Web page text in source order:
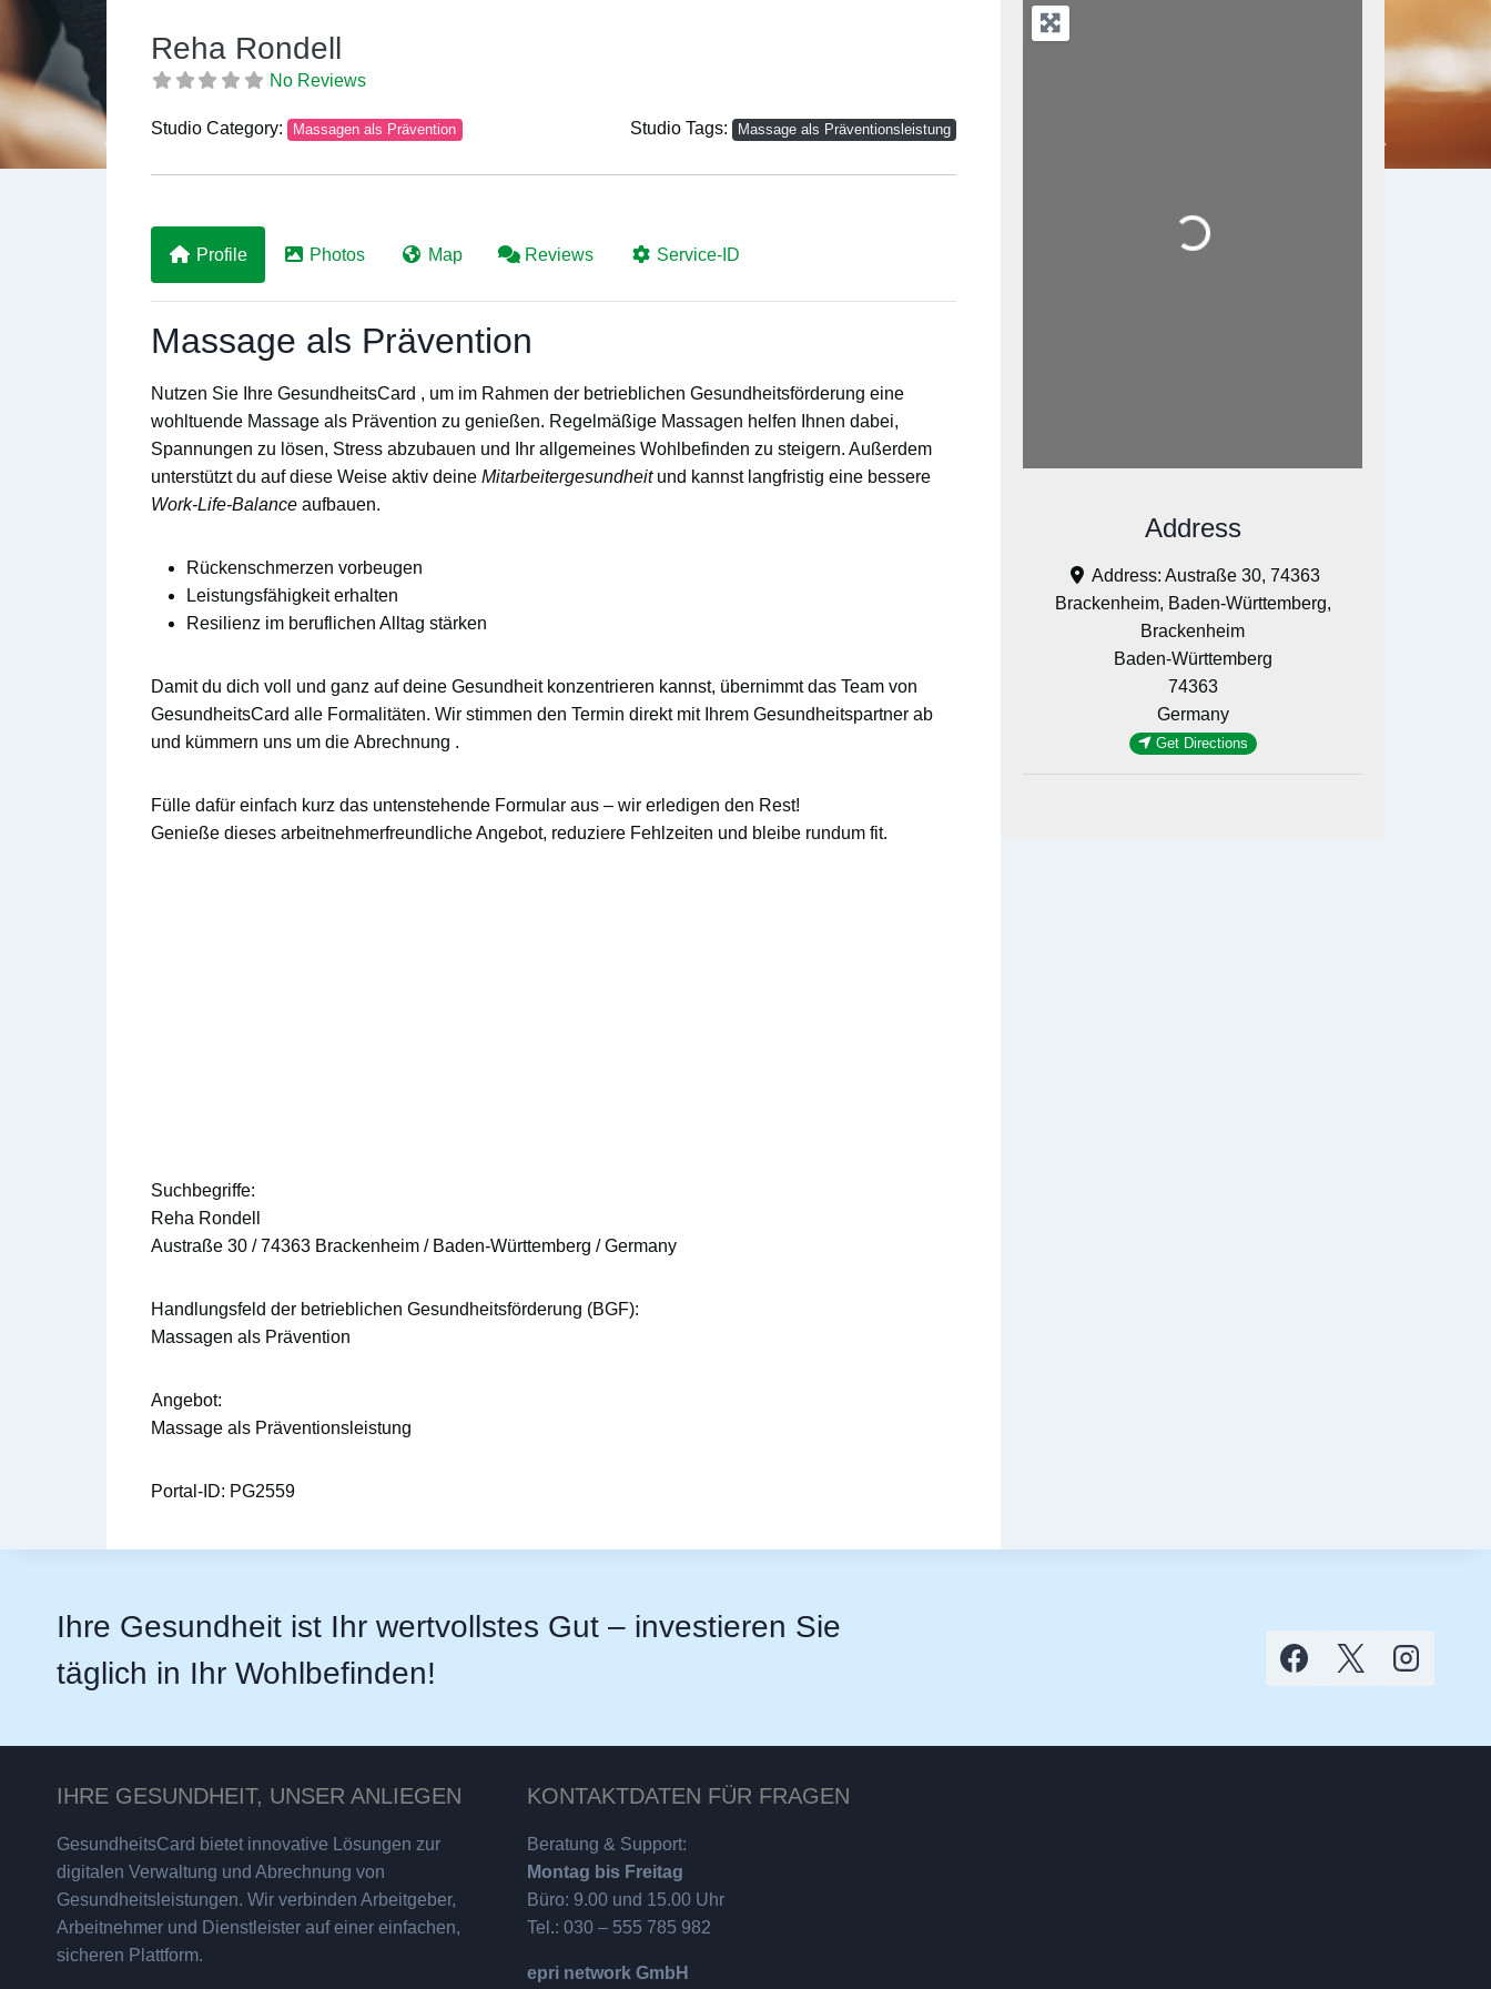
Reha Rondell
No Reviews
Studio Category: Massagen als Prävention Studio Tags: Massage als Präventionsleistung
Profile Photos Map Reviews Service-ID
Massage als Prävention
Nutzen Sie Ihre GesundheitsCard , um im Rahmen der betrieblichen Gesundheitsförderung eine
wohltuende Massage als Prävention zu genießen. Regelmäßige Massagen helfen Ihnen dabei,
Spannungen zu lösen, Stress abzubauen und Ihr allgemeines Wohlbefinden zu steigern. Außerdem
unterstützt du auf diese Weise aktiv deine Mitarbeitergesundheitund kannst langfristig eine bessere
Work-Life-Balance aufbauen.
Rückenschmerzen vorbeugen
Leistungsfähigkeiterhalten
Resilienz im beruflichen Alltag stärken
Damit du dich voll und ganz auf deine Gesundheit konzentrieren kannst, übernimmt das Team von
GesundheitsCard alle Formalitäten. Wir stimmen den Termin direkt mit Ihrem Gesundheitspartner ab
und kümmern uns um die Abrechnung .
Fülle dafür einfach kurz das untenstehende Formular aus – wir erledigen den Rest!
Genieße dieses arbeitnehmerfreundliche Angebot, reduziere Fehlzeiten und bleibe rundum fit.
Suchbegriffe:
Reha Rondell
Austraße 30 / 74363 Brackenheim / Baden-Württemberg / Germany
Handlungsfeld der betrieblichen Gesundheitsförderung (BGF):
Massagen als Prävention
Angebot:
Massage als Präventionsleistung
Portal-ID: PG2559
Loading...
Address
Address: Austraße 30, 74363
Brackenheim, Baden-Württemberg,
Brackenheim
Baden-Württemberg
74363
Germany
Get Directions
Ihre Gesundheit ist Ihr wertvollstes Gut – investieren Sie
täglich in Ihr Wohlbefinden!
IHRE GESUNDHEIT, UNSER ANLIEGEN
GesundheitsCard bietet innovative Lösungen zur
digitalen Verwaltung und Abrechnung von
Gesundheitsleistungen. Wir verbinden Arbeitgeber,
Arbeitnehmer und Dienstleister auf einer einfachen,
sicheren Plattform.
KONTAKTDATEN FÜR FRAGEN
Beratung & Support:
Montag bis Freitag
Büro: 9.00 und 15.00 Uhr
Tel.: 030 – 555 785 982
epri network GmbH